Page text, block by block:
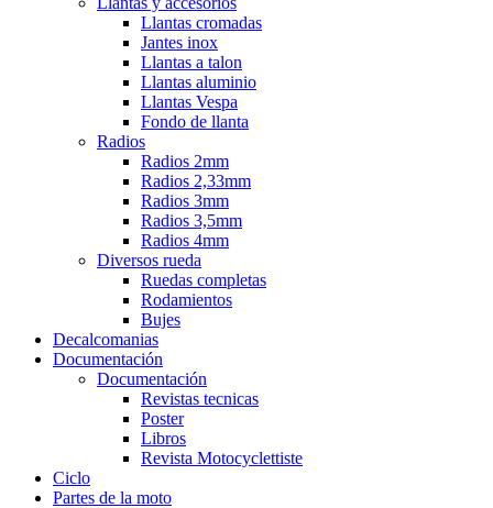
Llantas cromadas
Jantes inox
Llantas a talon
Llantas aluminio
Llantas Vespa
Fondo de llanta
Radios
Radios 2mm
Radios 2,33mm
Radios 3mm
Radios 3,5mm
Radios 4mm
Diversos rueda
Ruedas completas
Rodamientos
Bujes
Decalcomanias
Documentación
Documentación
Revistas tecnicas
Poster
Libros
Revista Motocyclettiste
Ciclo
Partes de la moto